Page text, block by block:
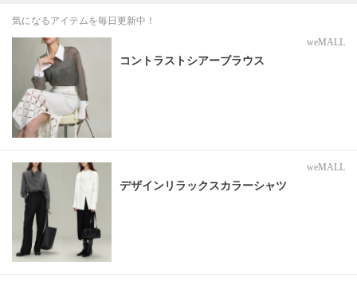
気になるアイテムを毎日更新中！
weMALL
コントラストシアーブラウス
weMALL
デザインリラックスカラーシャツ